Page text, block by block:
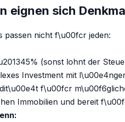
eignen sich
passen nicht f\u00fcr jeden:
(sonst lohnt der
Investment mit
f\u00fcr
Immobilien und bereit